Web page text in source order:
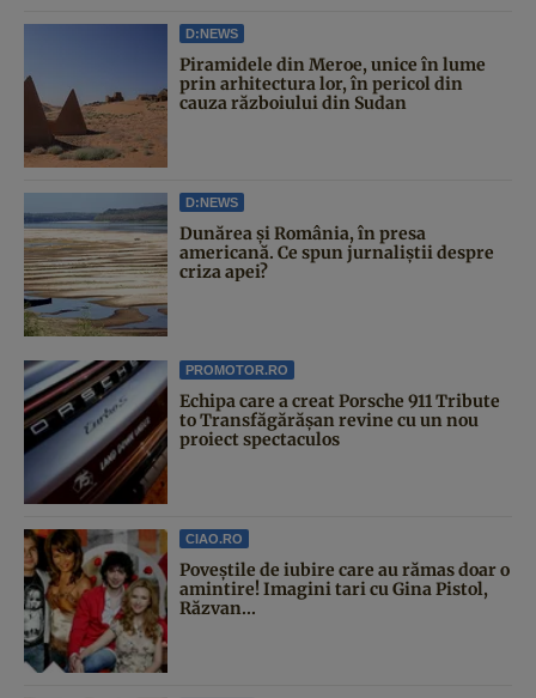
D:NEWS
Piramidele din Meroe, unice în lume
prin arhitectura lor, în pericol din
cauza războiului din Sudan
D:NEWS
Dunărea și România, în presa
americană. Ce spun jurnaliștii despre
criza apei?
PROMOTOR.RO
Echipa care a creat Porsche 911 Tribute
to Transfăgărășan revine cu un nou
proiect spectaculos
CIAO.RO
Poveştile de iubire care au rămas doar o
amintire! Imagini tari cu Gina Pistol,
Răzvan...